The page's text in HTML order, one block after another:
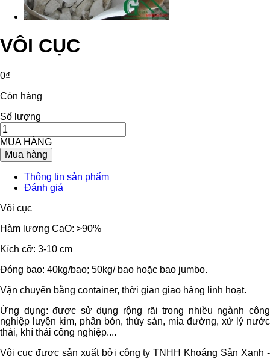
VÔI CỤC
0₫
Còn hàng
Số lượng
MUA HÀNG
Mua hàng
Thông tin sản phẩm
Đánh giá
Vôi cục
Hàm lượng CaO: >90%
Kích cỡ: 3-10 cm
Đóng bao: 40kg/bao; 50kg/ bao hoặc bao jumbo.
Vận chuyển bằng container, thời gian giao hàng linh hoạt.
Ứng dụng: được sử dụng rộng rãi trong nhiều ngành công
nghiệp luyện kim, phân bón, thủy sản, mía đường, xử lý nước
thải, khí thải công nghiệp....
Vôi cục được sản xuất bởi công ty TNHH Khoáng Sản Xanh -